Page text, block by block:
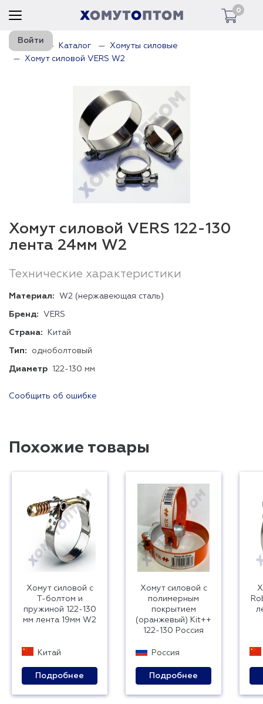
0
Войти
Главная Каталог
Хомуты силовые
Хомут силовой VERS W2
Хомут силовой VERS 122-130
лента 24мм W2
Технические характеристики
Материал: W2 (нержавеющая сталь)
Бренд: VERS
Страна: Китай
Тип: одноболтовый
Диаметр 122-130 мм
Сообщить об ошибке
Похожие товары
Хомут силовой с
Т-болтом и
пружиной 122-130
мм лента 19мм W2
Китай
Подробнее
Хомут силовой с
полимерным
покрытием
(оранжевый) Kit++
122-130 Россия
Россия
Подробнее